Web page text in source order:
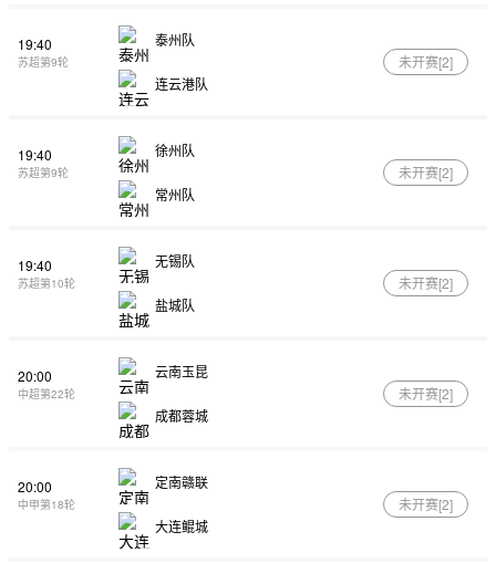
19:40
苏超第9轮
泰州队
连云港队
未开赛[2]
19:40
苏超第9轮
徐州队
常州队
未开赛[2]
19:40
苏超第10轮
无锡队
盐城队
未开赛[2]
20:00
中超第22轮
云南玉昆
成都蓉城
未开赛[2]
20:00
中甲第18轮
定南赣联
大连鲲城
未开赛[2]